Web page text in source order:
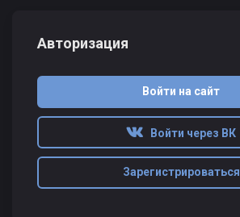
Авторизация
Войти на сайт
Войти через ВК
Зарегистрироваться